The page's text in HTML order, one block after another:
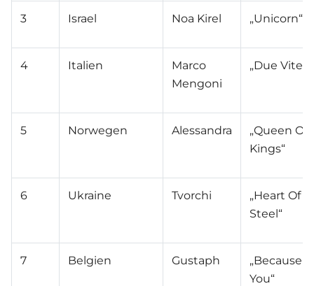
3 Israel Noa Kirel „Unicorn“
4 Italien
Marco
Mengoni
„Due Vite“
5 Norwegen Alessandra
„Queen Of
Kings“
6 Ukraine Tvorchi
„Heart Of
Steel“
7 Belgien Gustaph
„Because
You“